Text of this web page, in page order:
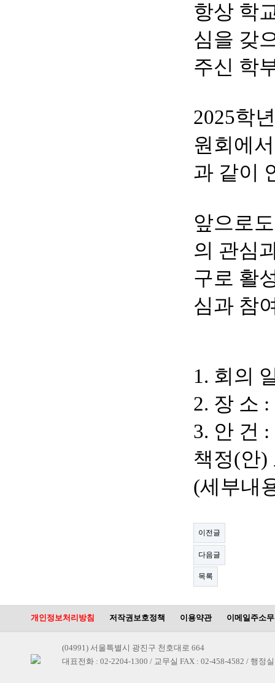
항상 학
심을 갖
주신 학
2025학
원회에
과 같이
앞으로
의 관심
구로 활
심과 참
1. 회의
2. 장 소 :
3. 안 건 :
책정(안)
(세부내
이전글
다음글
목록
개인정보처리방침 저작권보호정책 이용약관 이메일주소
(04991) 서울특별시 광진구 천호대로 664
대표전화 : 02-2204-1300 / 교무실 FAX : 02-458-4582 / 행정